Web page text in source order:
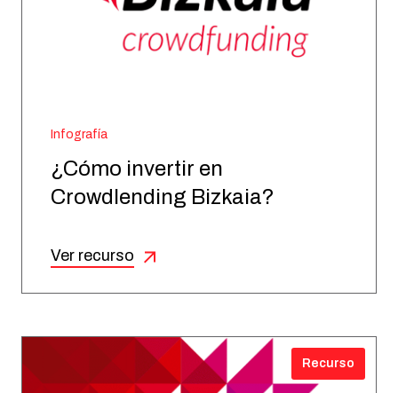
Infografía
¿Cómo invertir en
Crowdlending Bizkaia?
Ver recurso
Recurso